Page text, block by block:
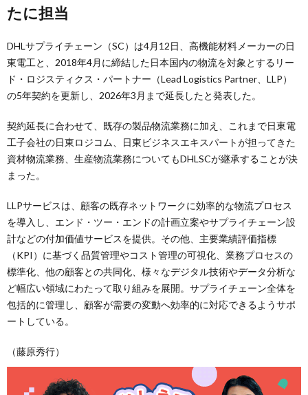
たに担当
DHLサプライチェーン（SC）は4月12日、高機能材料メーカーの日
東電工と、2018年4月に締結した日本国内の物流を対象とするリー
ド・ロジスティクス・パートナー（Lead Logistics Partner、LLP）
の5年契約を更新し、2026年3月まで延長したと発表した。
契約延長に合わせて、既存の製品物流業務に加え、これまで日東電
工子会社の日東ロジコム、日東ビジネスエキスパートが担ってきた
資材物流業務、生産物流業務についてもDHLSCが継承することが決
まった。
LLPサービスは、顧客の既存ネットワークに効率的な物流プロセス
を導入し、エンド・ツー・エンドの計画立案やサプライチェーン設
計などの付加価値サービスを提供。その他、主要業績評価指標
（KPI）に基づく品質管理やコスト管理の可視化、業務プロセスの
標準化、他の顧客との共同化、様々なデジタル技術やデータ分析な
ど幅広い領域にわたって取り組みを展開。サプライチェーン全体を
包括的に管理し、顧客が需要の変動へ効率的に対応できるようサポ
ートしている。
（藤原秀行）